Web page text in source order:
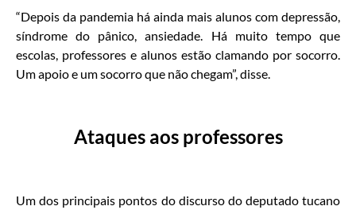
“Depois da pandemia há ainda mais alunos com depressão,
síndrome do pânico, ansiedade. Há muito tempo que
escolas, professores e alunos estão clamando por socorro.
Um apoio e um socorro que não chegam”, disse.
Ataques aos professores
Um dos principais pontos do discurso do deputado tucano